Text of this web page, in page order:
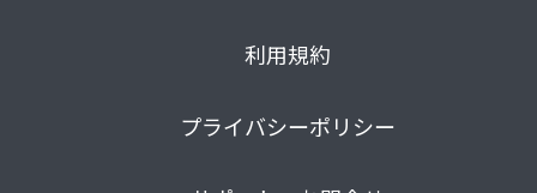
利用規約
プライバシーポリシー